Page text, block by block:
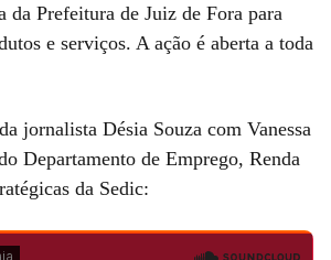
da Prefeitura de Juiz de Fora para
e serviços. A ação é aberta a toda
jornalista Désia Souza com Vanessa
Departamento de Emprego, Renda
da Sedic: